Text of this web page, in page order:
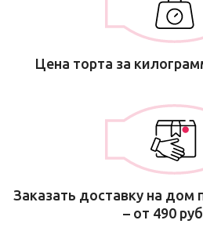
Цена торта за
Заказать доставку на дом
– от 490